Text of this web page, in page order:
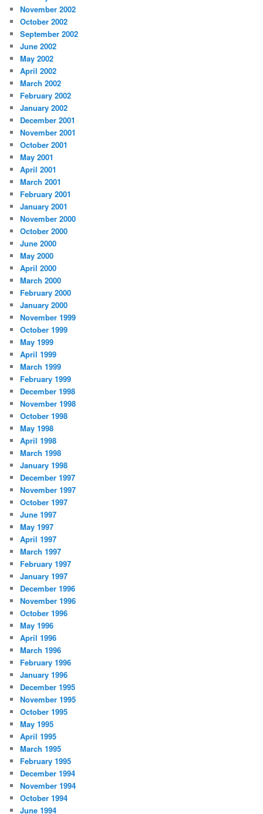
November 2002
October 2002
September 2002
June 2002
May 2002
April 2002
March 2002
February 2002
January 2002
December 2001
November 2001
October 2001
May 2001
April 2001
March 2001
February 2001
January 2001
November 2000
October 2000
June 2000
May 2000
April 2000
March 2000
February 2000
January 2000
November 1999
October 1999
May 1999
April 1999
March 1999
February 1999
December 1998
November 1998
October 1998
May 1998
April 1998
March 1998
January 1998
December 1997
November 1997
October 1997
June 1997
May 1997
April 1997
March 1997
February 1997
January 1997
December 1996
November 1996
October 1996
May 1996
April 1996
March 1996
February 1996
January 1996
December 1995
November 1995
October 1995
May 1995
April 1995
March 1995
February 1995
December 1994
November 1994
October 1994
June 1994